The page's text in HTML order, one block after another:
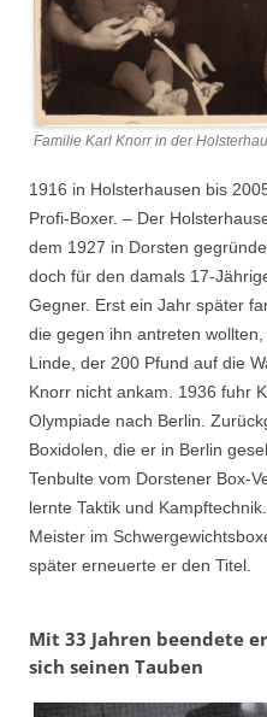
Familie Karl Knorr in der
1916 in Holsterhausen bis
Profi-Boxer. – Der
dem 1927 in Dorsten
doch für den damals 17-
Gegner. Erst ein Jahr später
die gegen ihn antreten
Linde, der 200 Pfund auf die
Knorr nicht ankam. 1936 fuhr
Olympiade nach Berlin.
Boxidolen, die er in Berlin
Tenbulte vom Dorstener Box-
lernte Taktik und
Meister im
später erneuerte er den Titel.
Mit 33 Jahren beendete
sich seinen Tauben